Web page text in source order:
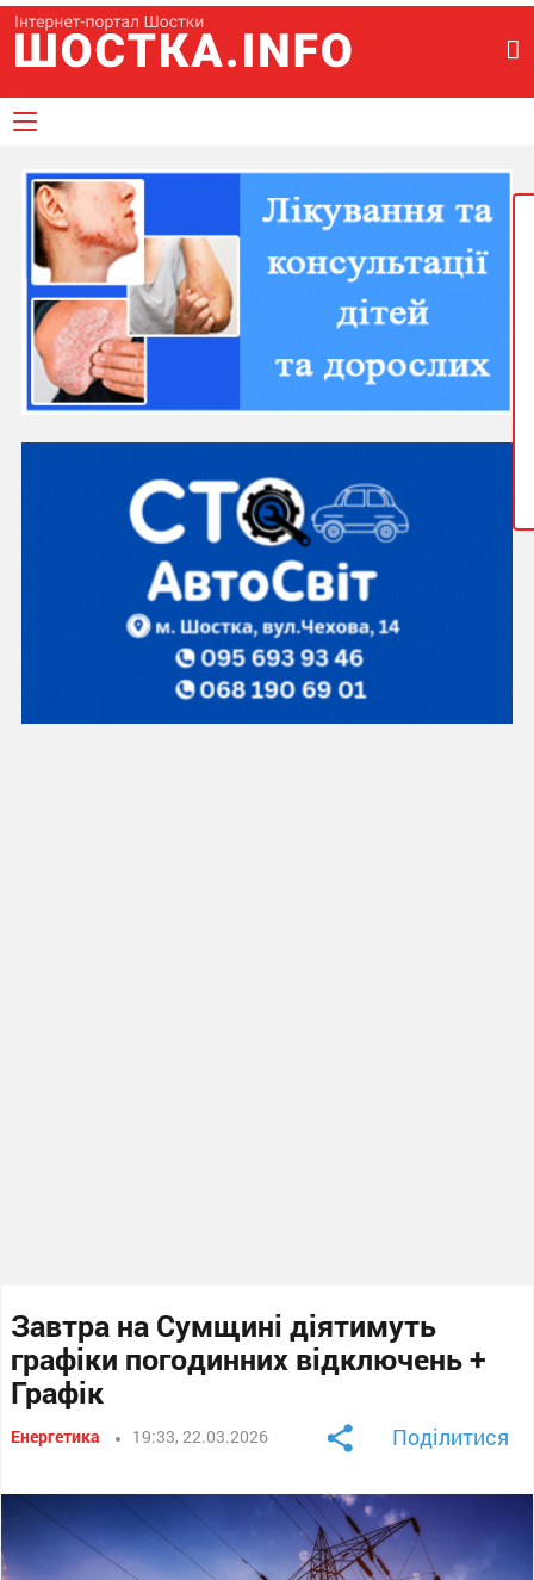
Завтра на Сумщині діятимуть
графіки погодинних відключень +
Графік
Енергетика 19:33, 22.03.2026 Поділитися